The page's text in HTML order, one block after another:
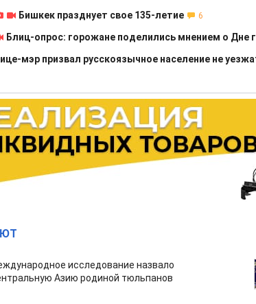
Бишкек празднует свое 135-летие
6
Блиц-опрос: горожане поделились мнением о Дне
мэр призвал русскоязычное население не
исследование назвало
Азию родиной тюльпанов